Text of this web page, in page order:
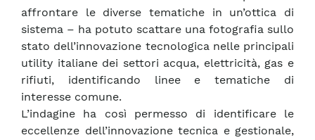
affrontare le diverse tematiche in un’ottica di
sistema – ha potuto scattare una fotografia sullo
stato dell’innovazione tecnologica nelle principali
utility italiane dei settori acqua, elettricità, gas e
rifiuti, identificando linee e tematiche di
interesse comune.
L’indagine ha così permesso di identificare le
eccellenze dell’innovazione tecnica e gestionale,